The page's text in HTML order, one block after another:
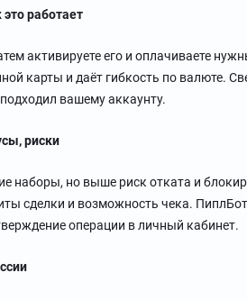
работает
активируете его и оплачиваете
карты и даёт гибкость по валюте.
вашему аккаунту.
риски
наборы, но выше риск отката и
сделки и возможность чека.
операции в личный кабинет.